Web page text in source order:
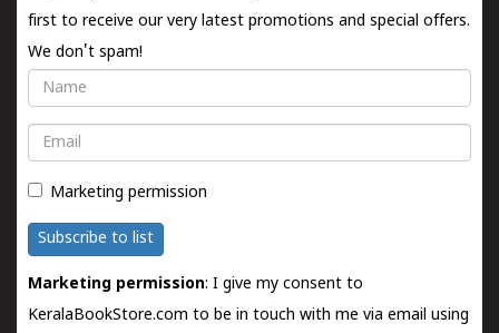
first to receive our very latest promotions and special offers.
We don't spam!
Name
Email
Marketing permission
Subscribe to list
Marketing permission: I give my consent to
KeralaBookStore.com to be in touch with me via email using